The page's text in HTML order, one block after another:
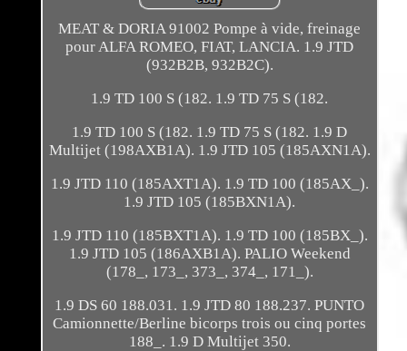
MEAT & DORIA 91002 Pompe à vide, freinage
pour ALFA ROMEO, FIAT, LANCIA. 1.9 JTD
(932B2B, 932B2C).
1.9 TD 100 S (182. 1.9 TD 75 S (182.
1.9 TD 100 S (182. 1.9 TD 75 S (182. 1.9 D
Multijet (198AXB1A). 1.9 JTD 105 (185AXN1A).
1.9 JTD 110 (185AXT1A). 1.9 TD 100 (185AX_).
1.9 JTD 105 (185BXN1A).
1.9 JTD 110 (185BXT1A). 1.9 TD 100 (185BX_).
1.9 JTD 105 (186AXB1A). PALIO Weekend
(178_, 173_, 373_, 374_, 171_).
1.9 DS 60 188.031. 1.9 JTD 80 188.237. PUNTO
Camionnette/Berline bicorps trois ou cinq portes
188_. 1.9 D Multijet 350.